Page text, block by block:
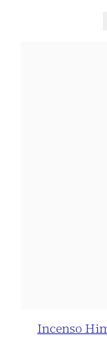
Incenso